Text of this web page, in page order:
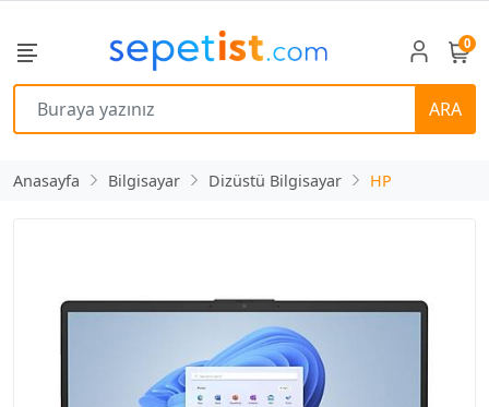
ARA
0
Anasayfa Bilgisayar Dizüstü Bilgisayar HP